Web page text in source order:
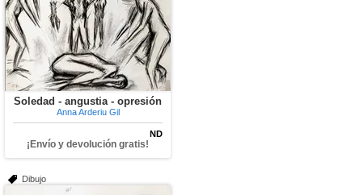
Soledad - angustia - opresión
Anna Arderiu Gil
ND
¡Envío y devolución gratis!
Dibujo